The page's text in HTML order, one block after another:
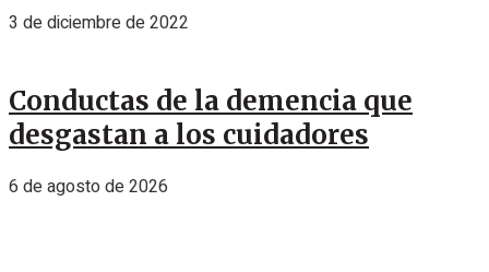
3 de diciembre de 2022
Conductas de la demencia que
desgastan a los cuidadores
6 de agosto de 2026